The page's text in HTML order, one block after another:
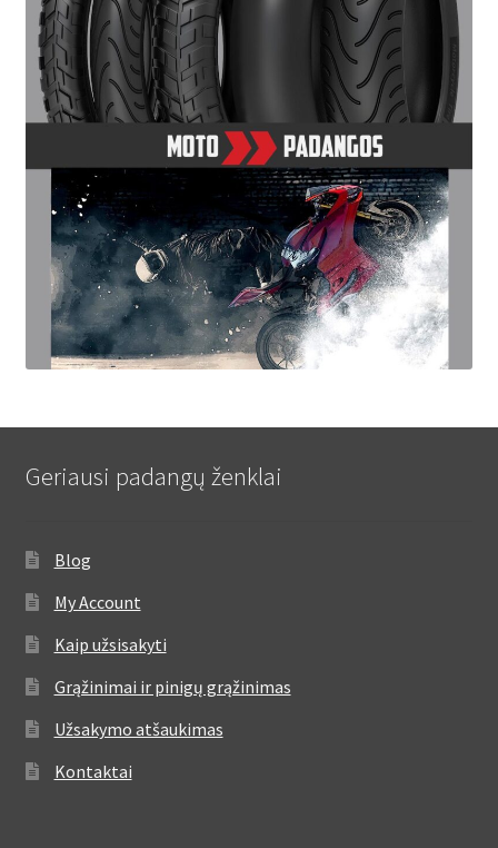
Geriausi padangų ženklai
Blog
My Account
Kaip užsisakyti
Grąžinimai ir pinigų grąžinimas
Užsakymo atšaukimas
Kontaktai